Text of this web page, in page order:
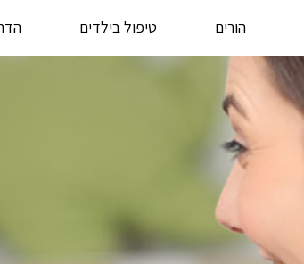
הורים טיפול בילדים